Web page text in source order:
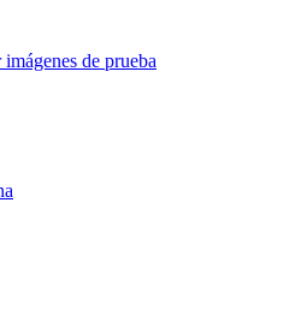
de prueba